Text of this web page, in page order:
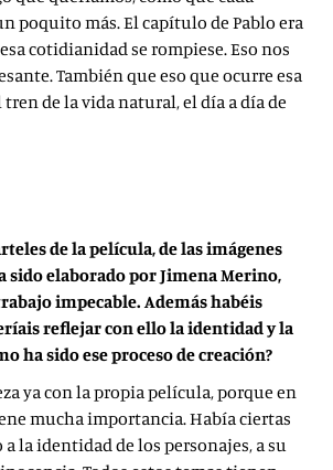
poquito más. El capítulo de Pablo era
cotidianidad se rompiese. Eso nos
También que eso que ocurre esa
de la vida natural, el día a día de
de la película, de las imágenes
sido elaborado por Jimena Merino,
impecable. Además habéis
reflejar con ello la identidad y la
ha sido ese proceso de creación?
ya con la propia película, porque en
mucha importancia. Había ciertas
a la identidad de los personajes, a su